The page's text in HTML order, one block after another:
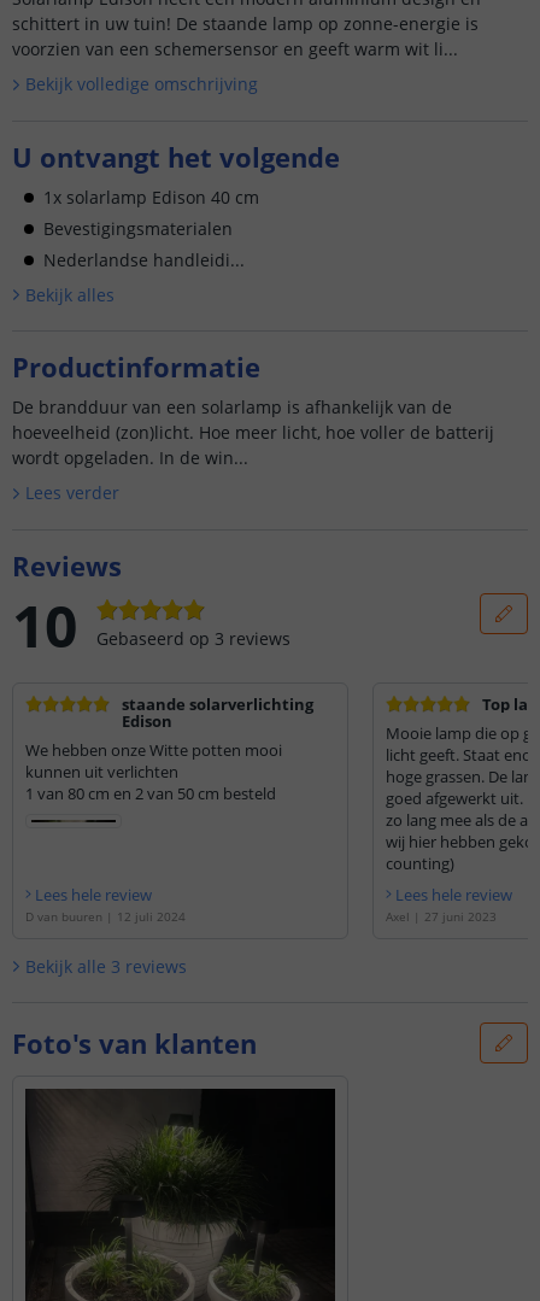
schittert in uw tuin! De staande lamp op zonne-energie is
voorzien van een schemersensor en geeft warm wit li...
Bekijk volledige omschrijving
U ontvangt het volgende
1x solarlamp Edison 40 cm
Bevestigingsmaterialen
Nederlandse handleidi...
Bekijk alles
Productinformatie
De brandduur van een solarlamp is afhankelijk van de
hoeveelheid (zon)licht. Hoe meer licht, hoe voller de batterij
wordt opgeladen. In de win...
Lees verder
Reviews
10 Gebaseerd op 3 reviews
staande solarverlichting
Edison
We hebben onze Witte potten mooi
kunnen uit verlichten
1 van 80 cm en 2 van 50 cm besteld
Lees hele review
D van buuren | 12 juli 2024
Top
Mooie lamp die op
licht geeft. Staat
hoge grassen. De
goed afgewerkt uit. Hopelijk gaat deze net
zo lang mee als de
wij hier hebben
counting)
Lees hele review
Axel | 27 juni 2023
Bekijk alle 3 reviews
Foto's van klanten